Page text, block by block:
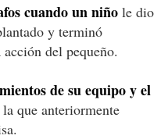
cuando un niño le dio
y terminó
del pequeño.
de su equipo y el
que anteriormente